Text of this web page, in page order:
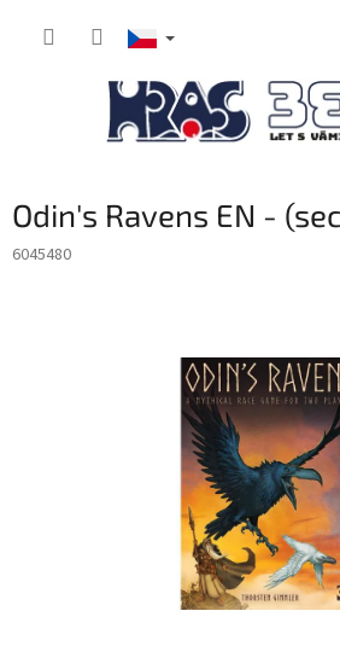
Odin's Ravens EN -
6045480